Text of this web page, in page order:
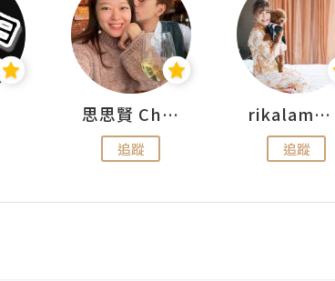
思思賢 ChillMyBabe
追蹤
rikalammm
追蹤